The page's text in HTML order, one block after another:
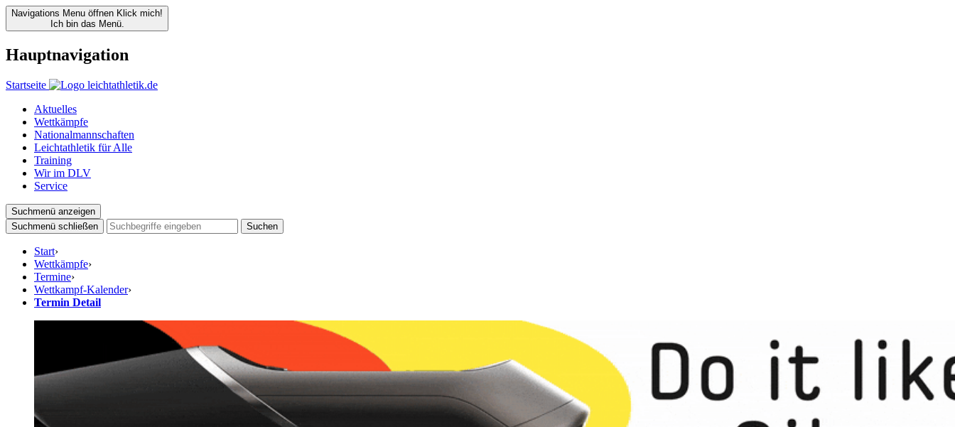
Navigations Menu öffnen Klick mich!
Ich bin das Menü.
Hauptnavigation
Startseite
Aktuelles
Wettkämpfe
Nationalmannschaften
Leichtathletik für Alle
Training
Wir im DLV
Service
Suchmenü anzeigen
Suchmenü schließen
Suchen
Start›
Wettkämpfe›
Termine›
Wettkampf-Kalender›
Termin Detail